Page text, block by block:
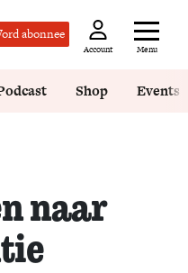
abonnee
Account Menu
Shop Events
naar